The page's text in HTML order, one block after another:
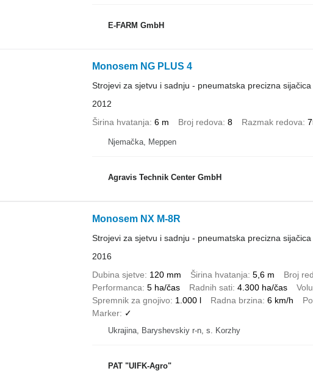
E-FARM GmbH
Monosem NG PLUS 4
Strojevi za sjetvu i sadnju - pneumatska precizna sijačica
2012
Širina hvatanja 6 m Broj redova 8 Razmak redova
Njemačka, Meppen
Agravis Technik Center GmbH
Monosem NX M-8R
Strojevi za sjetvu i sadnju - pneumatska precizna sijačica
2016
Dubina sjetve
120 mm Širina hvatanja 5,6 m Broj
Performanca 5 ha/čas Radnih sati 4.300 ha/čas
Spremnik za gnojivo
1.000 l Radna brzina 6 km/h
Marker
✓
Ukrajina, Baryshevskiy r-n, s. Korzhy
PAT "UIFK-Agro"